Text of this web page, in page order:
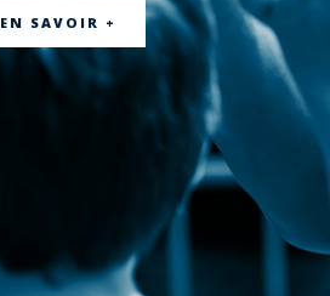
EN SAVOIR +